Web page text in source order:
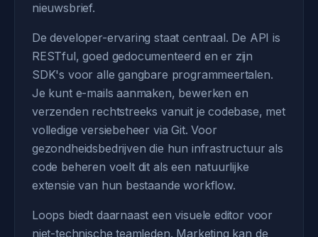
nieuwsbrief.
De developer-ervaring staat centraal. De API is
RESTful, goed gedocumenteerd en er zijn
SDK's voor alle gangbare programmeertalen.
Je kunt e-mails aanmaken, bewerken en
verzenden rechtstreeks vanuit je codebase, met
volledige versiebeheer via Git. Voor
gezondheidsbedrijven die hun infrastructuur als
code beheren voelt dit als een natuurlijke
extensie van hun bestaande workflow.
Loops biedt daarnaast een visuele editor voor
niet-technische teamleden. Marketing kan de